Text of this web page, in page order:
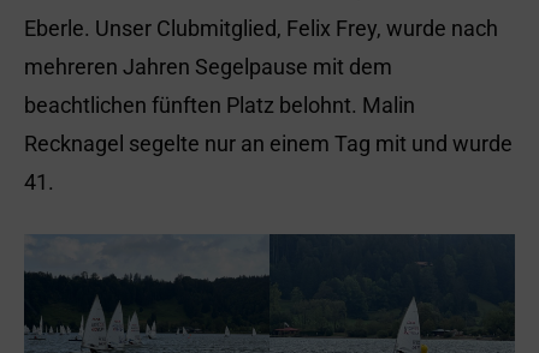
Eberle. Unser Clubmitglied, Felix Frey, wurde nach
mehreren Jahren Segelpause mit dem
beachtlichen fünften Platz belohnt. Malin
Recknagel segelte nur an einem Tag mit und wurde
41.